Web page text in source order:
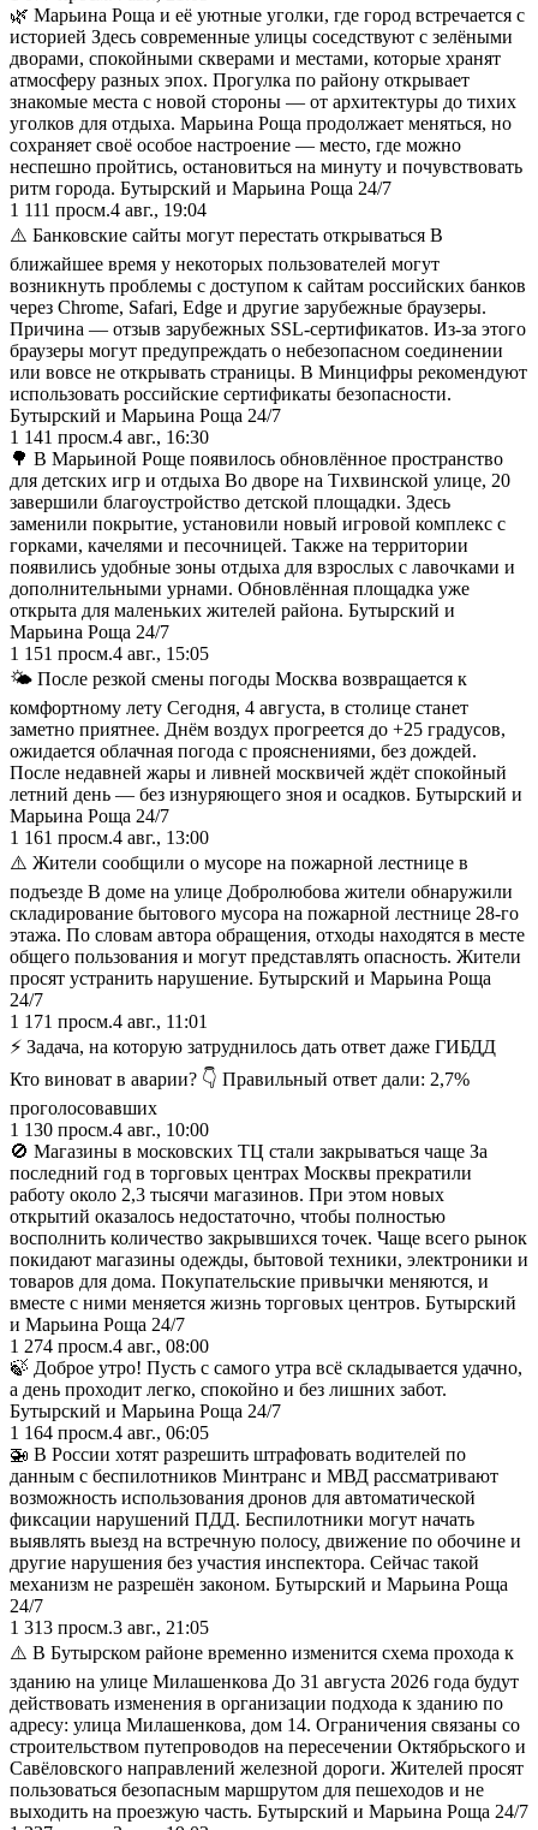
🌿 Марьина Роща и её уютные уголки, где город встречается с
историей Здесь современные улицы соседствуют с зелёными
дворами, спокойными скверами и местами, которые хранят
атмосферу разных эпох. Прогулка по району открывает
знакомые места с новой стороны — от архитектуры до тихих
уголков для отдыха. Марьина Роща продолжает меняться, но
сохраняет своё особое настроение — место, где можно
неспешно пройтись, остановиться на минуту и почувствовать
ритм города. Бутырский и Марьина Роща 24/7
1 111 просм.4 авг., 19:04
⚠️ Банковские сайты могут перестать открываться В
ближайшее время у некоторых пользователей могут
возникнуть проблемы с доступом к сайтам российских банков
через Chrome, Safari, Edge и другие зарубежные браузеры.
Причина — отзыв зарубежных SSL-сертификатов. Из-за этого
браузеры могут предупреждать о небезопасном соединении
или вовсе не открывать страницы. В Минцифры рекомендуют
использовать российские сертификаты безопасности.
Бутырский и Марьина Роща 24/7
1 141 просм.4 авг., 16:30
🌳 В Марьиной Роще появилось обновлённое пространство
для детских игр и отдыха Во дворе на Тихвинской улице, 20
завершили благоустройство детской площадки. Здесь
заменили покрытие, установили новый игровой комплекс с
горками, качелями и песочницей. Также на территории
появились удобные зоны отдыха для взрослых с лавочками и
дополнительными урнами. Обновлённая площадка уже
открыта для маленьких жителей района. Бутырский и
Марьина Роща 24/7
1 151 просм.4 авг., 15:05
🌤 После резкой смены погоды Москва возвращается к
комфортному лету Сегодня, 4 августа, в столице станет
заметно приятнее. Днём воздух прогреется до +25 градусов,
ожидается облачная погода с прояснениями, без дождей.
После недавней жары и ливней москвичей ждёт спокойный
летний день — без изнуряющего зноя и осадков. Бутырский и
Марьина Роща 24/7
1 161 просм.4 авг., 13:00
⚠️ Жители сообщили о мусоре на пожарной лестнице в
подъезде В доме на улице Добролюбова жители обнаружили
складирование бытового мусора на пожарной лестнице 28-го
этажа. По словам автора обращения, отходы находятся в месте
общего пользования и могут представлять опасность. Жители
просят устранить нарушение. Бутырский и Марьина Роща
24/7
1 171 просм.4 авг., 11:01
⚡️ Задача, на которую затруднилось дать ответ даже ГИБДД
Кто виноват в аварии? 👇 Правильный ответ дали: 2,7%
проголосовавших
1 130 просм.4 авг., 10:00
🚫 Магазины в московских ТЦ стали закрываться чаще За
последний год в торговых центрах Москвы прекратили
работу около 2,3 тысячи магазинов. При этом новых
открытий оказалось недостаточно, чтобы полностью
восполнить количество закрывшихся точек. Чаще всего рынок
покидают магазины одежды, бытовой техники, электроники и
товаров для дома. Покупательские привычки меняются, и
вместе с ними меняется жизнь торговых центров. Бутырский
и Марьина Роща 24/7
1 274 просм.4 авг., 08:00
🍃 Доброе утро! Пусть с самого утра всё складывается удачно,
а день проходит легко, спокойно и без лишних забот.
Бутырский и Марьина Роща 24/7
1 164 просм.4 авг., 06:05
🚁 В России хотят разрешить штрафовать водителей по
данным с беспилотников Минтранс и МВД рассматривают
возможность использования дронов для автоматической
фиксации нарушений ПДД. Беспилотники могут начать
выявлять выезд на встречную полосу, движение по обочине и
другие нарушения без участия инспектора. Сейчас такой
механизм не разрешён законом. Бутырский и Марьина Роща
24/7
1 313 просм.3 авг., 21:05
⚠️ В Бутырском районе временно изменится схема прохода к
зданию на улице Милашенкова До 31 августа 2026 года будут
действовать изменения в организации подхода к зданию по
адресу: улица Милашенкова, дом 14. Ограничения связаны со
строительством путепроводов на пересечении Октябрьского и
Савёловского направлений железной дороги. Жителей просят
пользоваться безопасным маршрутом для пешеходов и не
выходить на проезжую часть. Бутырский и Марьина Роща 24/7